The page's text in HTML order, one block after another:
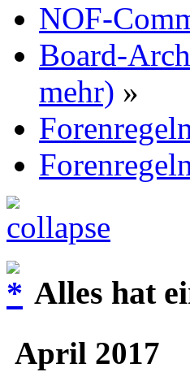
NOF-
Board-
mehr) »
Alles hat
April 2017